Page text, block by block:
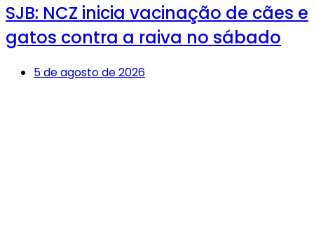
SJB: NCZ inicia vacinação de cães e
gatos contra a raiva no sábado
5 de agosto de 2026